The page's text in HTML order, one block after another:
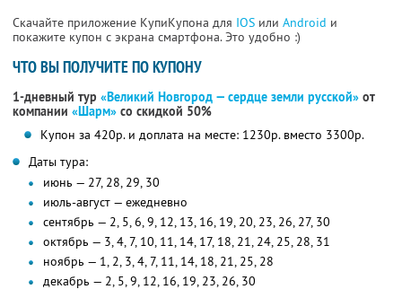
Скачайте приложение КупиКупона для IOS или Android и
покажите купон с экрана смартфона. Это удобно :)
ЧТО ВЫ ПОЛУЧИТЕ ПО КУПОНУ
1-дневный тур «Великий Новгород — сердце земли русской» от
компании «Шарм» со скидкой 50%
Купон за 420р. и доплата на месте: 1230р. вместо 3300р.
Даты тура:
июнь — 27, 28, 29, 30
июль-август — ежедневно
сентябрь — 2, 5, 6, 9, 12, 13, 16, 19, 20, 23, 26, 27, 30
октябрь — 3, 4, 7, 10, 11, 14, 17, 18, 21, 24, 25, 28, 31
ноябрь — 1, 2, 3, 4, 7, 11, 14, 18, 21, 25, 28
декабрь — 2, 5, 9, 12, 16, 19, 23, 26, 30